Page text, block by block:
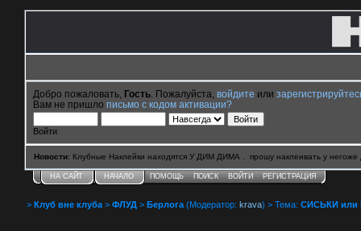
Добро пожаловать, Гость . Пожалуйста, войдите или
Вам не пришло письмо с кодом активации?
Войти
Новости: Клубные Наклейки находятся У ДИМ ДИМА . прошу наклеивать у негоже
НА САЙТ НАЧАЛО ПОМОЩЬ ПОИСК ВОЙТИ РЕГИСТРАЦИЯ
> Клуб вне клуба > ФЛУД > Берлога (Модератор: krava) > Тема: СИСЬКИ или